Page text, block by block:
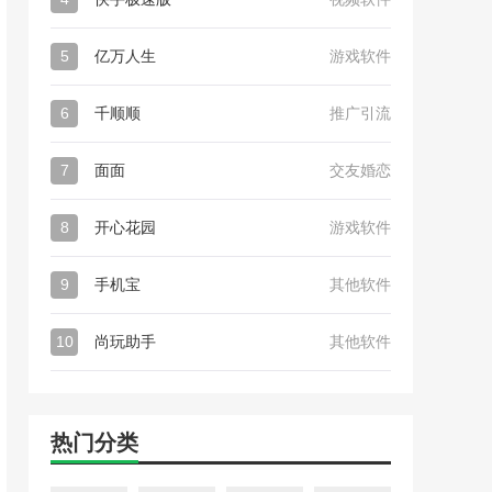
5 亿万人生 游戏软件
6 千顺顺 推广引流
7 面面 交友婚恋
8 开心花园 游戏软件
9 手机宝 其他软件
10 尚玩助手 其他软件
热门分类